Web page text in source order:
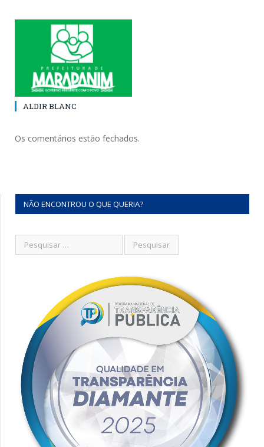
ALDIR BLANC
Os comentários estão fechados.
NÃO ENCONTROU O QUE QUERIA?